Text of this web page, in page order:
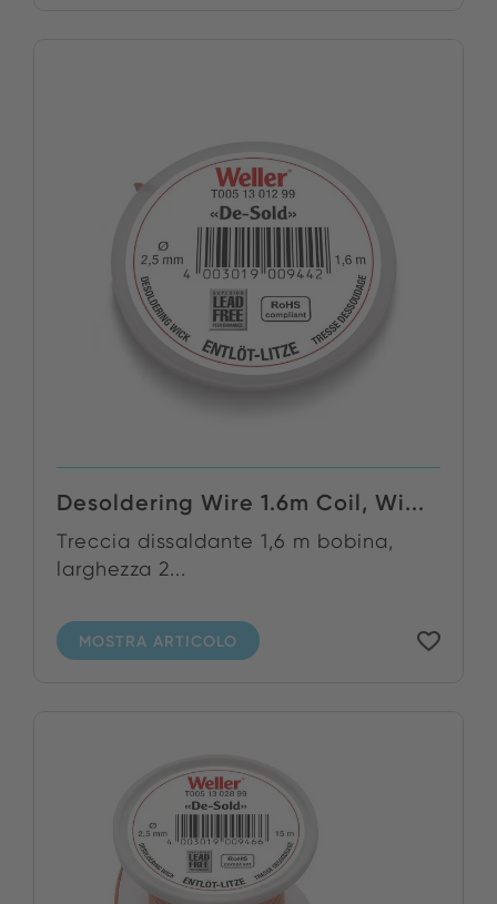
Desoldering Wire 1.6m Coil, Wi...
Treccia dissaldante 1,6 m bobina,
larghezza 2...
MOSTRA ARTICOLO